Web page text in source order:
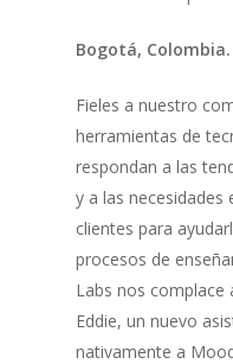
Bogotá,
Fieles a nuestro
herramientas de
respondan a las
y a las necesidades
clientes para
procesos de
Labs nos complace
Eddie, un nuevo
nativamente a